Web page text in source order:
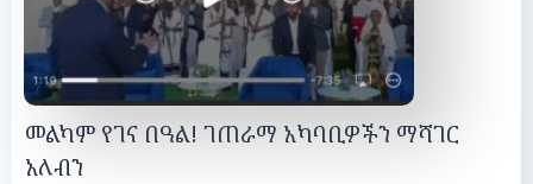
መልካም የገና በዓል! ገጠራማ አካባቢዎችን ማሻገር
አለብን